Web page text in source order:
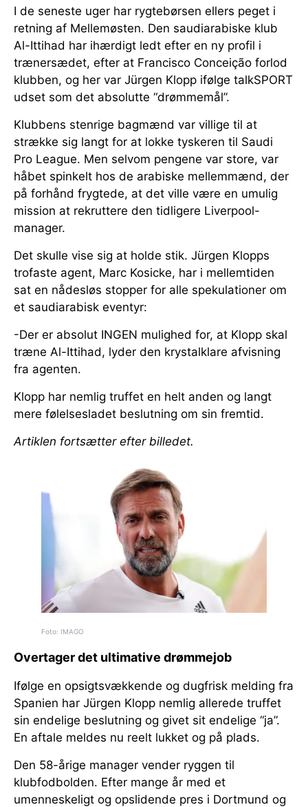
I de seneste uger har rygtebørsen ellers peget i
retning af Mellemøsten. Den saudiarabiske klub
Al-Ittihad har ihærdigt ledt efter en ny profil i
trænersædet, efter at Francisco Conceição forlod
klubben, og her var Jürgen Klopp ifølge talkSPORT
udset som det absolutte “drømmemål”.
Klubbens stenrige bagmænd var villige til at
strække sig langt for at lokke tyskeren til Saudi
Pro League. Men selvom pengene var store, var
håbet spinkelt hos de arabiske mellemmænd, der
på forhånd frygtede, at det ville være en umulig
mission at rekruttere den tidligere Liverpool-
manager.
Det skulle vise sig at holde stik. Jürgen Klopps
trofaste agent, Marc Kosicke, har i mellemtiden
sat en nådesløs stopper for alle spekulationer om
et saudiarabisk eventyr:
-Der er absolut INGEN mulighed for, at Klopp skal
træne Al-Ittihad, lyder den krystalklare afvisning
fra agenten.
Klopp har nemlig truffet en helt anden og langt
mere følelsesladet beslutning om sin fremtid.
Artiklen fortsætter efter billedet.
Foto: IMAGO
Overtager det ultimative drømmejob
Ifølge en opsigtsvækkende og dugfrisk melding fra
Spanien har Jürgen Klopp nemlig allerede truffet
sin endelige beslutning og givet sit endelige “ja”.
En aftale meldes nu reelt lukket og på plads.
Den 58-årige manager vender ryggen til
klubfodbolden. Efter mange år med et
umenneskeligt og opslidende pres i Dortmund og